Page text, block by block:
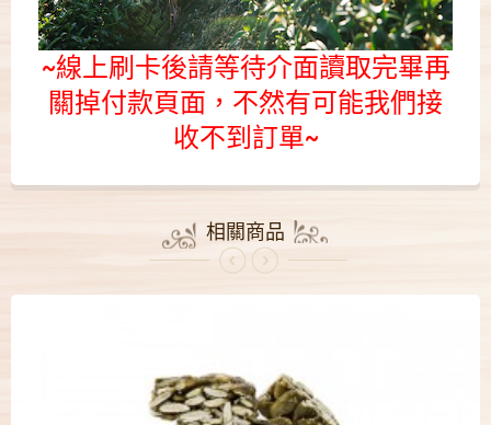
~線上刷卡後請等待介面讀取完畢再
關掉付款頁面，不然有可能我們接
收不到訂單~
相關商品